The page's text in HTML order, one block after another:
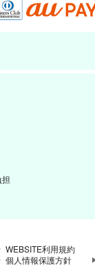
WEBSITE利用規約
個人情報保護方針